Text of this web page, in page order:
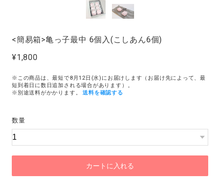
<簡易箱>亀っ子最中 6個入(こしあん6個)
¥1,800
※この商品は、最短で8月12日(水)にお届けします（お届け先によって、最
短到着日に数日追加される場合があります）。
※別途送料がかかります。
送料を確認する
数量
カートに入れる